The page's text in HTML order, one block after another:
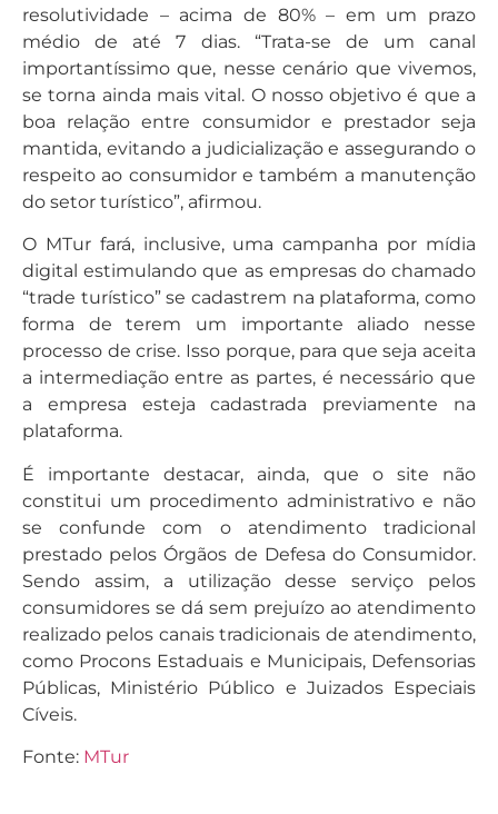
resolutividade – acima de 80% – em um prazo
médio de até 7 dias. “Trata-se de um canal
importantíssimo que, nesse cenário que vivemos,
se torna ainda mais vital. O nosso objetivo é que a
boa relação entre consumidor e prestador seja
mantida, evitando a judicialização e assegurando o
respeito ao consumidor e também a manutenção
do setor turístico”, afirmou.
O MTur fará, inclusive, uma campanha por mídia
digital estimulando que as empresas do chamado
“trade turístico” se cadastrem na plataforma, como
forma de terem um importante aliado nesse
processo de crise. Isso porque, para que seja aceita
a intermediação entre as partes, é necessário que
a empresa esteja cadastrada previamente na
plataforma.
É importante destacar, ainda, que o site não
constitui um procedimento administrativo e não
se confunde com o atendimento tradicional
prestado pelos Órgãos de Defesa do Consumidor.
Sendo assim, a utilização desse serviço pelos
consumidores se dá sem prejuízo ao atendimento
realizado pelos canais tradicionais de atendimento,
como Procons Estaduais e Municipais, Defensorias
Públicas, Ministério Público e Juizados Especiais
Cíveis.
Fonte: MTur